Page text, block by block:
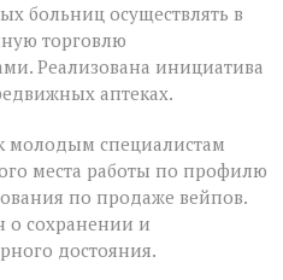
больниц осуществлять в
торговлю
Реализована инициатива
аптеках.
молодым специалистам
места работы по профилю
по продаже вейпов.
о сохранении и
достояния.